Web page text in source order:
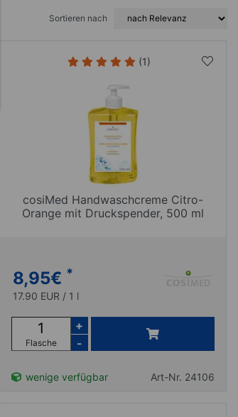
Sortieren nach
(1)
cosiMed Handwaschcreme Citro-
Orange mit Druckspender, 500 ml
8,95€ *
17.90 EUR / 1 l
Flasche
+
-
wenige verfügbar Art-Nr. 24106